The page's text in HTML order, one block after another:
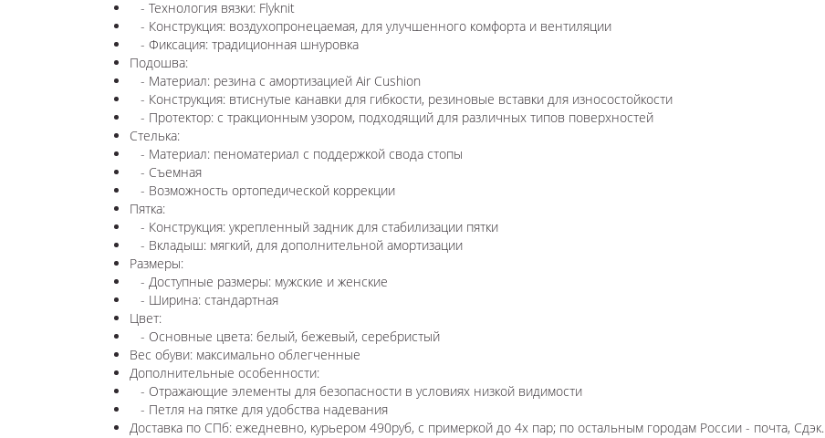
- Технология вязки: Flyknit
- Конструкция: воздухопронецаемая, для улучшенного комфорта и вентиляции
- Фиксация: традиционная шнуровка
Подошва:
- Материал: резина с амортизацией Air Cushion
- Конструкция: втиснутые канавки для гибкости, резиновые вставки для износостойкости
- Протектор: с тракционным узором, подходящий для различных типов поверхностей
Стелька:
- Материал: пеноматериал с поддержкой свода стопы
- Съемная
- Возможность ортопедической коррекции
Пятка:
- Конструкция: укрепленный задник для стабилизации пятки
- Вкладыш: мягкий, для дополнительной амортизации
Размеры:
- Доступные размеры: мужские и женские
- Ширина: стандартная
Цвет:
- Основные цвета: белый, бежевый, серебристый
Вес обуви: максимально облегченные
Дополнительные особенности:
- Отражающие элементы для безопасности в условиях низкой видимости
- Петля на пятке для удобства надевания
Доставка по СПб: ежедневно, курьером 490руб, с примеркой до 4х пар; по остальным городам России - почта, Сдэк.